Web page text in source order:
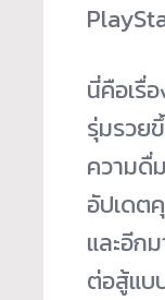
นี่คือเรื่
รุ่มรวย
ความดื่
อัปเดต
และอีก
ต่อสู้แบ